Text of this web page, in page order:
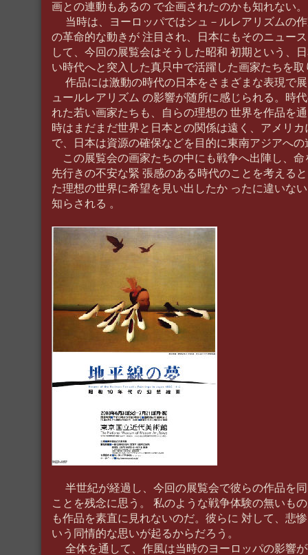
画との連動もあるの で企画されたのかも知れない。
当時は、ヨーロッパではシュ－ルレアリズムの
の革命的な動きが 注目され、日本にもそのニュー
して、今回の展覧会はそうした昭和 初期という、
い時代へと突入した真只中で活躍した画家たちを
作品には激動の時代の日本をさまざまな表現で
ュールレアリズム の影響が随所に感じられる。時
れた若い画家たちも、自らの理想の 世界を作品を
時はまだまだ世界と日本との関係は遠く、アメリ
で、日本は資源の確保などを目的に東南アジアへ
この展覧会の画家たちの中にも戦争へ出陣し、命
先行きの不安な緊 張感のある時代のことを考える
た理想の世界に希望を見い出したか ったに違いな
知らされる 。
半世紀が経過し、今回の展覧会で彼らの作品を
ことを残念に思う。 私のような戦争体験の無いも
も作品を素直に見れないのだ。彼らに 対して、悲
いう同情的な思いが起るからだろう。
全体を通して、作風は当時のヨーロッパの影響